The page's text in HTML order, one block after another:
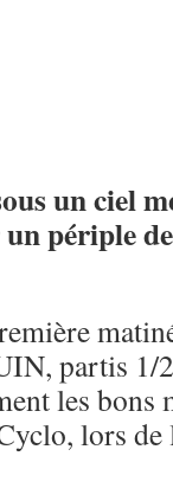
un ciel
périple
partis 1/
les bons
lors